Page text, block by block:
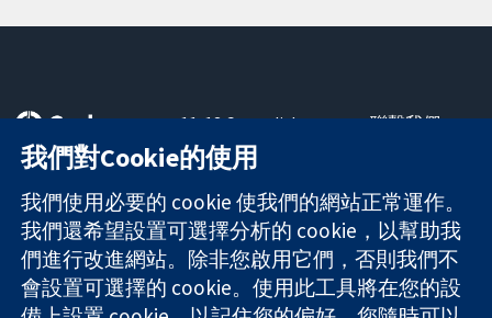
可信任實證
知情決定
更完善的健康照
護
11-13 Cavendish
Square
London
W1G 0AN
United Kingdom
聯繫我們
關於我們
工作機會
Cochrane
Library
我們對Cookie的使用
我們使用必要的 cookie 使我們的網站正常運作。
我們還希望設置可選擇分析的 cookie，以幫助我
們進行改進網站。除非您啟用它們，否則我們不
會設置可選擇的 cookie。使用此工具將在您的設